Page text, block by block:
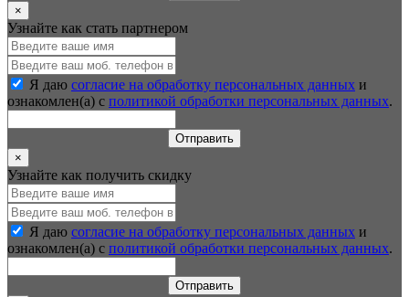
×
Узнайте как стать партнером
Я даю согласие на обработку персональных данных и
ознакомлен(а) с политикой обработки персональных данных.
Отправить
×
Узнайте как получить скидку
Я даю согласие на обработку персональных данных и
ознакомлен(а) с политикой обработки персональных данных.
Отправить